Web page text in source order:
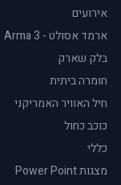
אירועים
ארמד אסולט - Arma 3
בלק שארק
חומרה ביתית
חיל האוויר האמריקני
כוכב כחול
כללי
מצגות Power Point